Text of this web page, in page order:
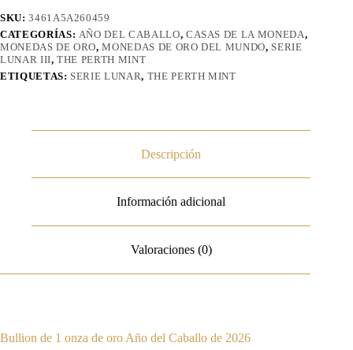
SKU:3461A5A260459
CATEGORÍAS: AÑO DEL CABALLO, CASAS DE LA MONEDA,
MONEDAS DE ORO,MONEDAS DE ORO DEL MUNDO, SERIE
LUNAR III,THE PERTH MINT
ETIQUETAS: SERIE LUNAR, THE PERTH MINT
Descripción
Información adicional
Valoraciones (0)
Bullion de 1 onza de oro Año del Caballo de 2026